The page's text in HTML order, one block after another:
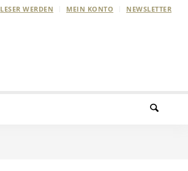
LESER WERDEN MEIN KONTO NEWSLETTER